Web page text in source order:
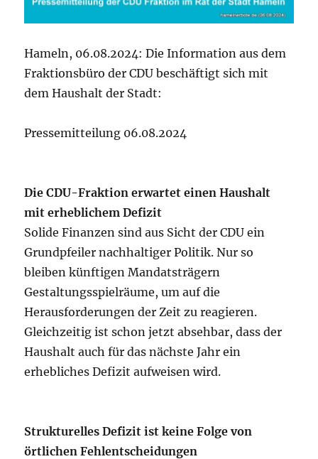
Hameln, 06.08.2024: Die Information aus dem
Fraktionsbüro der CDU beschäftigt sich mit
dem Haushalt der Stadt:
Pressemitteilung 06.08.2024
Die CDU-Fraktion erwartet einen Haushalt
mit erheblichem Defizit
Solide Finanzen sind aus Sicht der CDU ein
Grundpfeiler nachhaltiger Politik. Nur so
bleiben künftigen Mandatsträgern
Gestaltungsspielräume, um auf die
Herausforderungen der Zeit zu reagieren.
Gleichzeitig ist schon jetzt absehbar, dass der
Haushalt auch für das nächste Jahr ein
erhebliches Defizit aufweisen wird.
Strukturelles Defizit ist keine Folge von
örtlichen Fehlentscheidungen